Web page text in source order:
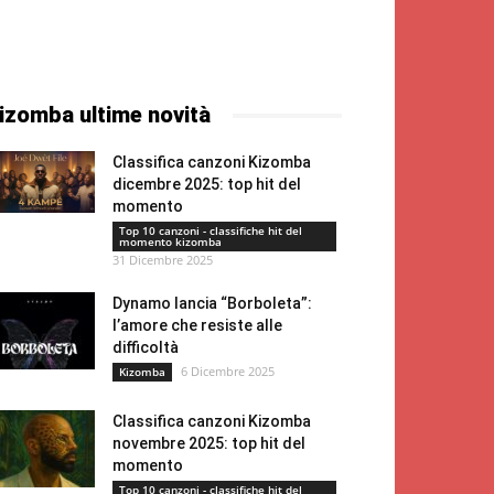
ultime novità
Classifica canzoni Kizomba
dicembre 2025: top hit del
momento
Top 10 canzoni - classifiche hit del
momento kizomba
31 Dicembre 2025
Dynamo lancia “Borboleta”:
l’amore che resiste alle
difficoltà
Kizomba 6 Dicembre 2025
Classifica canzoni Kizomba
novembre 2025: top hit del
momento
Top 10 canzoni - classifiche hit del